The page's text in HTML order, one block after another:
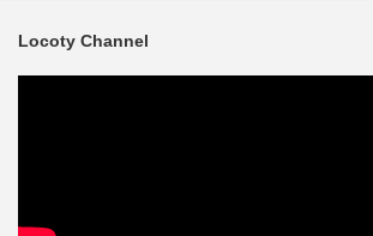
Locoty Channel